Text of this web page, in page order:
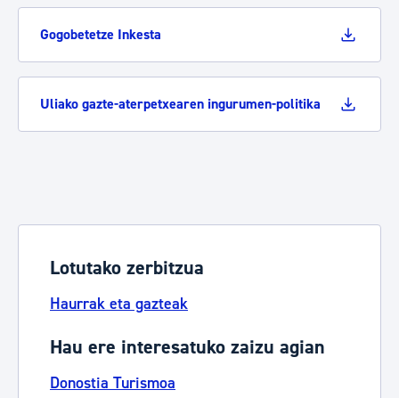
Gogobetetze Inkesta
Uliako gazte-aterpetxearen ingurumen-politika
Lotutako zerbitzua
Haurrak eta gazteak
Hau ere interesatuko zaizu agian
Donostia Turismoa